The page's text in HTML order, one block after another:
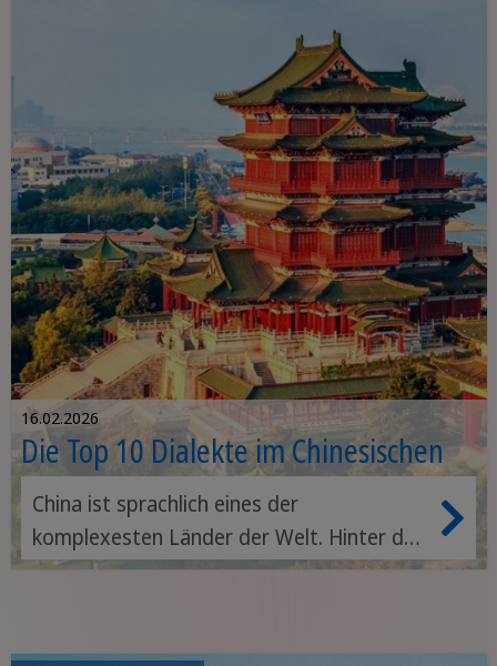
16.02.2026
Die Top 10 Dialekte im Chinesischen
China ist sprachlich eines der
komplexesten Länder der Welt. Hinter der
Einheitssprache Mandarin verbirgt sich